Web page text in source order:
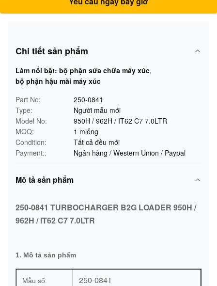
Chi tiết sản phẩm
Làm nổi bật: bộ phận sửa chữa máy xúc,
bộ phận hậu mãi máy xúc
Part No:
250-0841
Type:
Người mẫu mới
Model No:
950H / 962H / IT62 C7 7.0LTR
MOQ:
1 miếng
Condition:
Tất cả đều mới
Payment::
Ngân hàng / Western Union / Paypal
Mô tả sản phẩm
250-0841 TURBOCHARGER B2G LOADER 950H /
962H / IT62 C7 7.0LTR
1. Mô tả sản phẩm
Mẫu số: 250-0841